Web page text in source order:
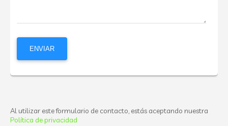
Al utilizar este formulario de contacto, estás aceptando nuestra
Política de privacidad